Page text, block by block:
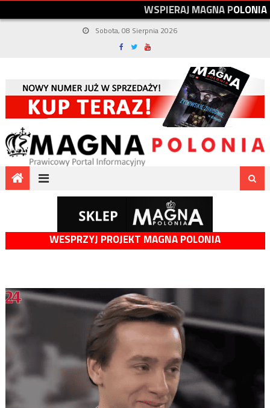
WSPIERAJMAGNAPOLONIA
Sobota, 08 Sierpnia 2026
WESPRZYJ PROJEKT MAGNA POLONIA